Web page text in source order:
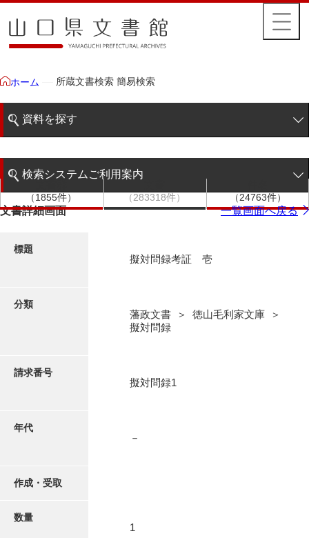
ホーム 所蔵文書検索 簡易検索
資料を探す
階層検索
写真・絵はがき
検索システムご利用案内
検索システムの利用について
（1855件）
（283318件）
（24763件）
文書詳細画面 一覧画面へ戻る
標題
擬対問録考証 壱
分類
藩政文書 ＞ 徳山毛利家文庫 ＞
擬対問録
請求番号
擬対問録1
年代
－
作成・受取
数量
1